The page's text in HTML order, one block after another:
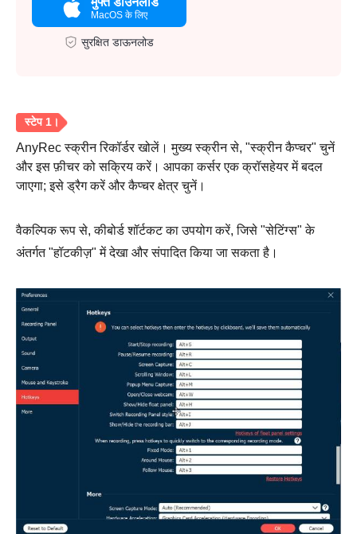
MacOS के लिए
सुरक्षित डाऊनलोड
स्टेप 1।
AnyRec स्क्रीन रिकॉर्डर खोलें। मुख्य स्क्रीन से, "स्क्रीन कैप्चर" चुनें
और इस फ़ीचर को सक्रिय करें। आपका कर्सर एक क्रॉसहेयर में बदल
जाएगा; इसे ड्रैग करें और कैप्चर क्षेत्र चुनें।
वैकल्पिक रूप से, कीबोर्ड शॉर्टकट का उपयोग करें, जिसे "सेटिंग्स" के
अंतर्गत "हॉटकीज़" में देखा और संपादित किया जा सकता है।